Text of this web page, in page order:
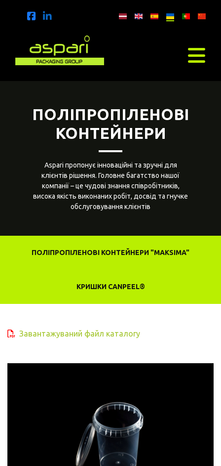
ПОЛІПРОПІЛЕНОВІ
КОНТЕЙНЕРИ
Aspari пропонує інноваційні та зручні для
клієнтів рішення. Головне багатство нашої
компанії – це чудові знання співробітників,
висока якість виконаних робіт, досвід та гнучке
обслуговування клієнтів
ПОЛІПРОПІЛЕНОВІ КОНТЕЙНЕРИ "MAKSIMA"
КРИШКИ CANPEEL®
Завантажуваний файл каталогу